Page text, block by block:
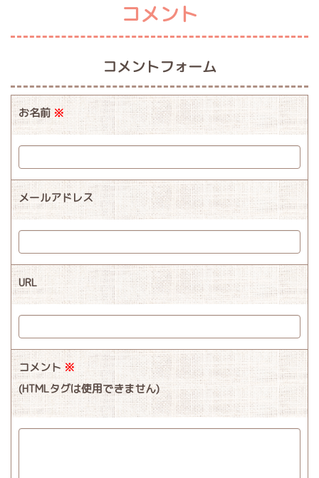
コメント
コメントフォーム
お名前※
メールアドレス
URL
コメント※
(HTMLタグは使用できません)